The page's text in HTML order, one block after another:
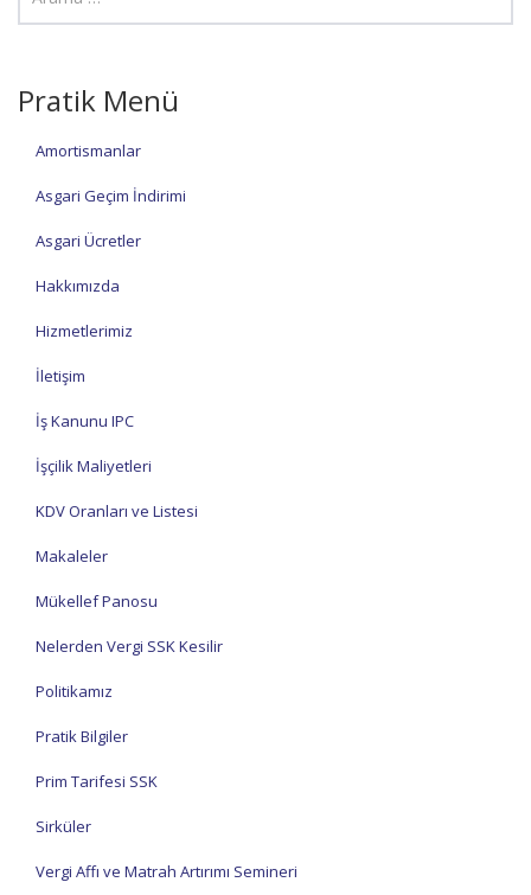
Pratik Menü
Amortismanlar
Asgari Geçim İndirimi
Asgari Ücretler
Hakkımızda
Hizmetlerimiz
İletişim
İş Kanunu IPC
İşçilik Maliyetleri
KDV Oranları ve Listesi
Makaleler
Mükellef Panosu
Nelerden Vergi SSK Kesilir
Politikamız
Pratik Bilgiler
Prim Tarifesi SSK
Sirküler
Vergi Affı ve Matrah Artırımı Semineri